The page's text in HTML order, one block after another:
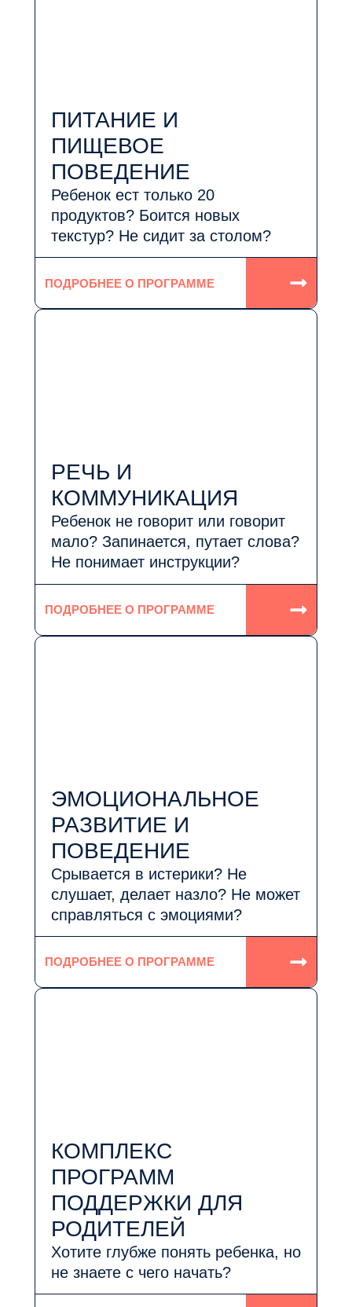
ПИТАНИЕ И
ПИЩЕВОЕ
ПОВЕДЕНИЕ
Ребенок ест только 20
продуктов? Боится новых
текстур? Не сидит за столом?
ПОДРОБНЕЕ О ПРОГРАММЕ
РЕЧЬ И
КОММУНИКАЦИЯ
Ребенок не говорит или говорит
мало? Запинается, путает слова?
Не понимает инструкции?
ПОДРОБНЕЕ О ПРОГРАММЕ
ЭМОЦИОНАЛЬНОЕ
РАЗВИТИЕ И
ПОВЕДЕНИЕ
Срывается в истерики? Не
слушает, делает назло? Не может
справляться с эмоциями?
ПОДРОБНЕЕ О ПРОГРАММЕ
КОМПЛЕКС
ПРОГРАММ
ПОДДЕРЖКИ ДЛЯ
РОДИТЕЛЕЙ
Хотите глубже понять ребенка, но
не знаете с чего начать?